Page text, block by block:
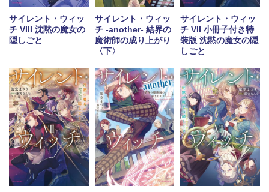
サイレント・ウィッ
チ VIII 沈黙の魔女の
隠しごと
サイレント・ウィッ
チ -another- 結界の
魔術師の成り上がり
〈下〉
サイレント・ウィッ
チ VII 小冊子付き特
装版 沈黙の魔女の隠
しごと